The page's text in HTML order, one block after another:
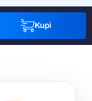
Kupi